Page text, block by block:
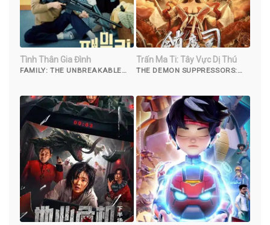
Tình Thân Gia Đình
FAMILY: THE UNBREAKABLE
Trấn Ma Ti: Tây Vực Dị Thú
THE DEMON SUPPRESSORS: